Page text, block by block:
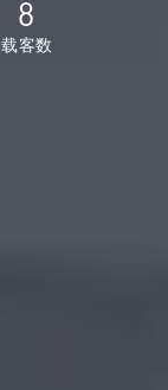
8
载客数